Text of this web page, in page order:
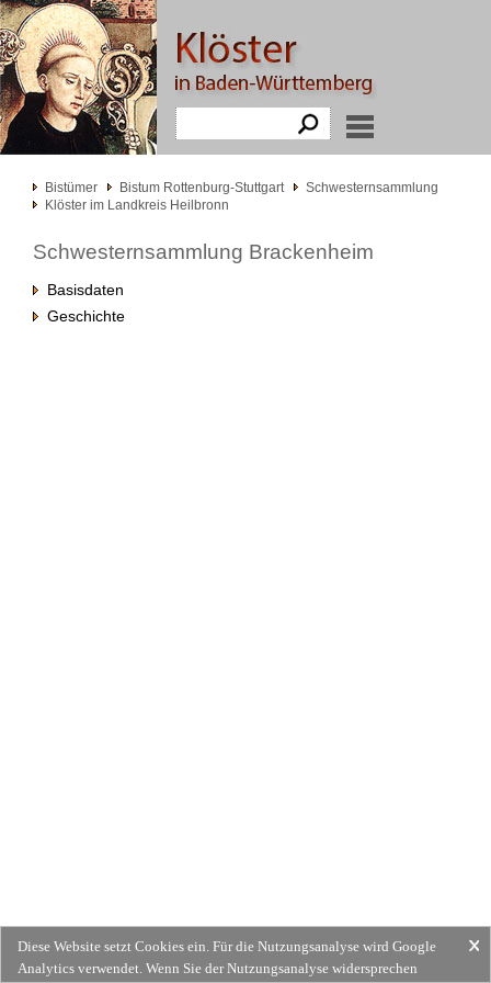
Bistümer Bistum Rottenburg-Stuttgart
Schwesternsammlung
Klöster im Landkreis Heilbronn
Schwesternsammlung Brackenheim
Basisdaten
Geschichte
Diese Website setzt Cookies ein. Für die Nutzungsanalyse wird Google
Analytics verwendet. Wenn Sie der Nutzungsanalyse widersprechen